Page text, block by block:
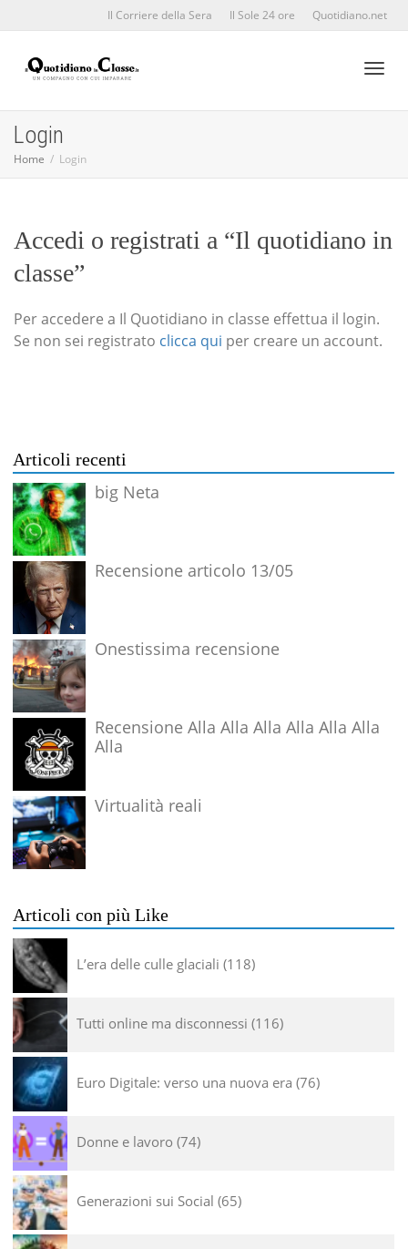
Il Corriere della Sera Il Sole 24 ore Quotidiano.net
Login
Home Login
Accedi o registrati a “Il quotidiano in
classe”
Per accedere a Il Quotidiano in classe effettua il login.
Se non sei registrato clicca qui per creare un account.
Articoli recenti
big Neta
Recensione articolo 13/05
Onestissima recensione
Recensione Alla Alla Alla Alla Alla Alla
Alla
Virtualità reali
Articoli con più Like
L’era delle culle glaciali 118
Tutti online ma disconnessi 116
Euro Digitale: verso una nuova era 76
Donne e lavoro 74
Generazioni sui Social 65